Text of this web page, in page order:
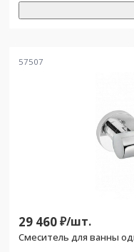
57507
29 460₽/шт.
Смеситель для ванны